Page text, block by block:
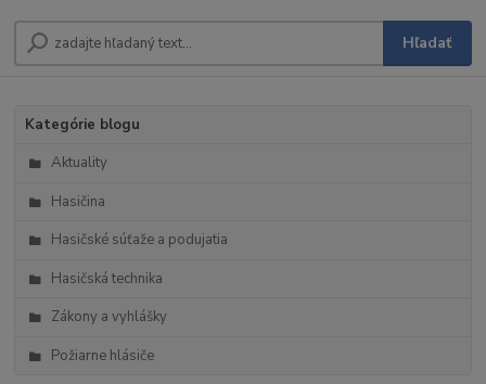
Hľadať
Kategórie blogu
Aktuality
Hasičina
Hasičské súťaže a podujatia
Hasičská technika
Zákony a vyhlášky
Požiarne hlásiče